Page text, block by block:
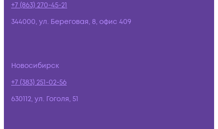
+7 (863) 270-45-21
344000, ул. Береговая, 8, офис 409
Новосибирск
+7 (383) 251-02-56
630112, ул. Гоголя, 51